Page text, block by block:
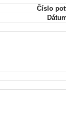
Číslo